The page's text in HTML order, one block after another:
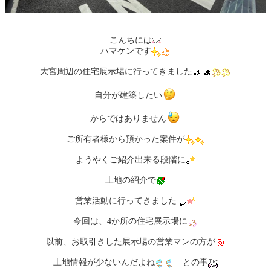
こんちには
ハマケンです
大宮周辺の住宅展示場に行ってきました
自分が建築したい
からではありません
ご所有者様から預かった案件が
ようやくご紹介出来る段階に
土地の紹介で
営業活動に行ってきました
今回は、4か所の住宅展示場に
以前、お取引きした展示場の営業マンの方が
土地情報が少ないんだよね との事